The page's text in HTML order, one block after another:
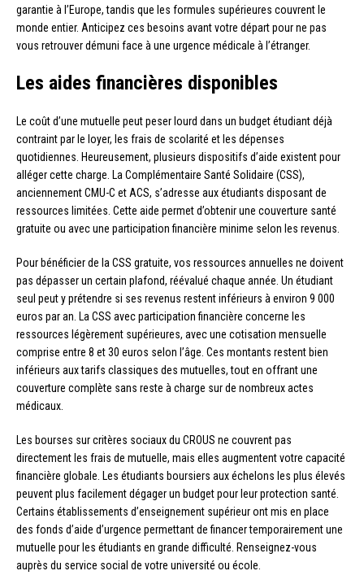
garantie à l’Europe, tandis que les formules supérieures couvrent le
monde entier. Anticipez ces besoins avant votre départ pour ne pas
vous retrouver démuni face à une urgence médicale à l’étranger.
Les aides financières disponibles
Le coût d’une mutuelle peut peser lourd dans un budget étudiant déjà
contraint par le loyer, les frais de scolarité et les dépenses
quotidiennes. Heureusement, plusieurs dispositifs d’aide existent pour
alléger cette charge. La Complémentaire Santé Solidaire (CSS),
anciennement CMU-C et ACS, s’adresse aux étudiants disposant de
ressources limitées. Cette aide permet d’obtenir une couverture santé
gratuite ou avec une participation financière minime selon les revenus.
Pour bénéficier de la CSS gratuite, vos ressources annuelles ne doivent
pas dépasser un certain plafond, réévalué chaque année. Un étudiant
seul peut y prétendre si ses revenus restent inférieurs à environ 9 000
euros par an. La CSS avec participation financière concerne les
ressources légèrement supérieures, avec une cotisation mensuelle
comprise entre 8 et 30 euros selon l’âge. Ces montants restent bien
inférieurs aux tarifs classiques des mutuelles, tout en offrant une
couverture complète sans reste à charge sur de nombreux actes
médicaux.
Les bourses sur critères sociaux du CROUS ne couvrent pas
directement les frais de mutuelle, mais elles augmentent votre capacité
financière globale. Les étudiants boursiers aux échelons les plus élevés
peuvent plus facilement dégager un budget pour leur protection santé.
Certains établissements d’enseignement supérieur ont mis en place
des fonds d’aide d’urgence permettant de financer temporairement une
mutuelle pour les étudiants en grande difficulté. Renseignez-vous
auprès du service social de votre université ou école.